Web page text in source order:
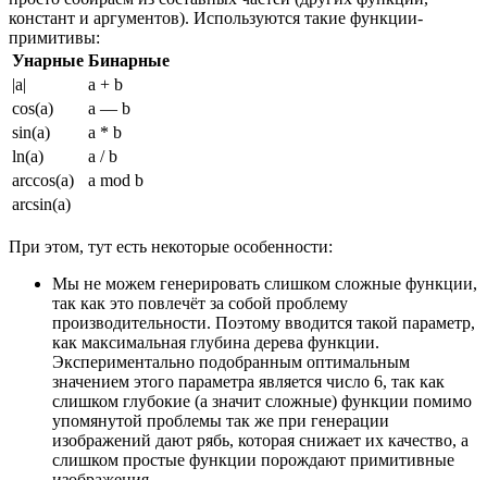
констант и аргументов). Используются такие функции-
примитивы:
Унарные Бинарные
|a|
a + b
cos(a)
a — b
sin(a)
a * b
ln(a)
a / b
arccos(a)
a mod b
arcsin(a)
При этом, тут есть некоторые особенности:
Мы не можем генерировать слишком сложные функции,
так как это повлечёт за собой проблему
производительности. Поэтому вводится такой параметр,
как максимальная глубина дерева функции.
Экспериментально подобранным оптимальным
значением этого параметра является число 6, так как
слишком глубокие (а значит сложные) функции помимо
упомянутой проблемы так же при генерации
изображений дают рябь, которая снижает их качество, а
слишком простые функции порождают примитивные